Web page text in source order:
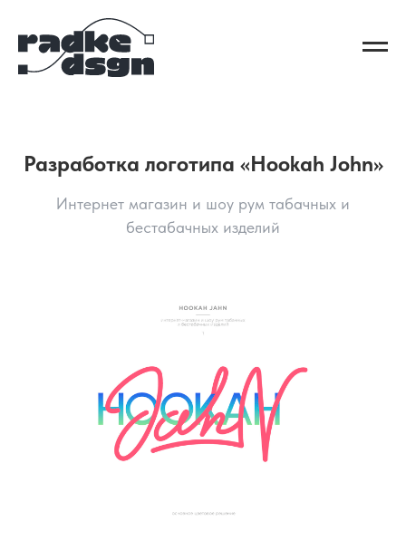
Разработка логотипа «Hookah John»
Интернет магазин и шоу рум табачных и
бестабачных изделий